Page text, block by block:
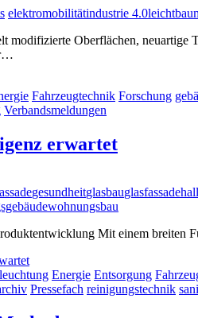
elektromobilitätindustrie 4.0leichtbau
modifizierte Oberflächen,
Fahrzeugtechnik Forschung
Verbandsmeldungen
erwartet
gesundheitglasbauglasfassade
wohnungsbau
Mit einem
Energie Entsorgung
Pressefach reinigungstechnik